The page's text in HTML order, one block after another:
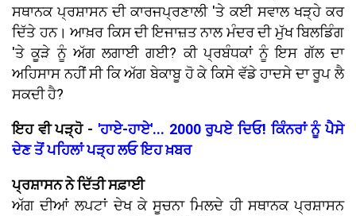
ਸਥਾਨਕ ਪ੍ਰਸ਼ਾਸਨ ਦੀ ਕਾਰਜਪ੍ਰਣਾਲੀ 'ਤੇ ਕਈ ਸਵਾਲ ਖੜ੍ਹੇ ਕਰ
ਦਿੱਤੇ ਹਨ। ਆਖ਼ਰ ਕਿਸ ਦੀ ਇਜਾਜ਼ਤ ਨਾਲ ਮੰਦਰ ਦੀ ਮੁੱਖ ਬਿਲਡਿੰਗ
'ਤੇ ਕੂੜੇ ਨੂੰ ਅੱਗ ਲਗਾਈ ਗਈ? ਕੀ ਪ੍ਰਬੰਧਕਾਂ ਨੂੰ ਇਸ ਗੱਲ ਦਾ
ਅਹਿਸਾਸ ਨਹੀਂ ਸੀ ਕਿ ਅੱਗ ਬੇਕਾਬੂ ਹੋ ਕੇ ਕਿਸੇ ਵੱਡੇ ਹਾਦਸੇ ਦਾ ਰੂਪ ਲੈ
ਸਕਦੀ ਹੈ?
ਇਹ ਵੀ ਪੜ੍ਹੋ - 'ਹਾਏ-ਹਾਏ'... 2000 ਰੁਪਏ ਦਿਓ! ਕਿੰਨਰਾਂ ਨੂੰ ਪੈਸੇ
ਦੇਣ ਤੋਂ ਪਹਿਲਾਂ ਪੜ੍ਹ ਲਓ ਇਹ ਖ਼ਬਰ
ਪ੍ਰਸ਼ਾਸਨ ਨੇ ਦਿੱਤੀ ਸਫ਼ਾਈ
ਅੱਗ ਦੀਆਂ ਲਪਟਾਂ ਦੇਖ ਕੇ ਸੂਚਨਾ ਮਿਲਦੇ ਹੀ ਸਥਾਨਕ ਪ੍ਰਸ਼ਾਸਨ